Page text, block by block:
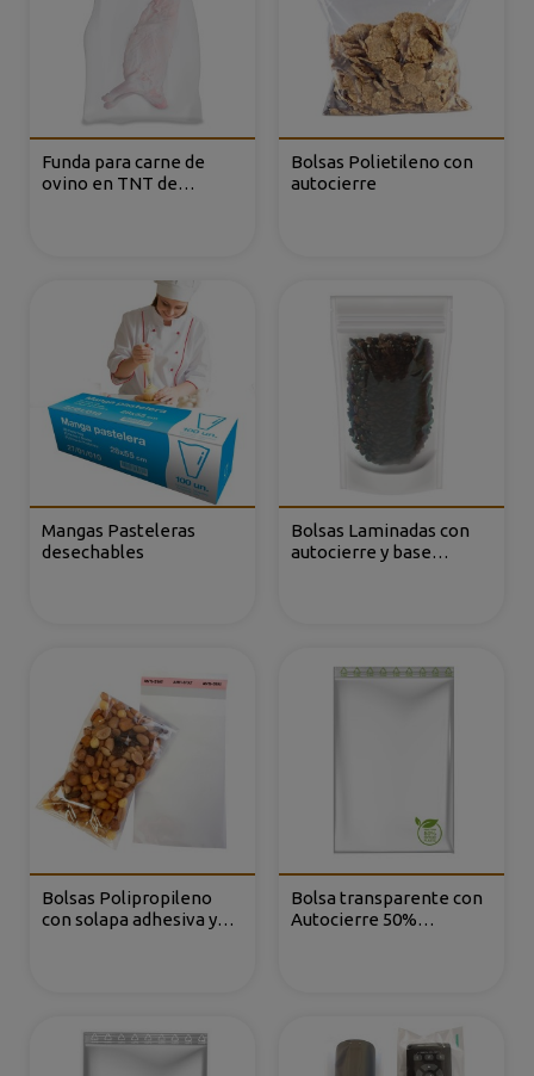
Funda para carne de
ovino en TNT de
Bolsas Polietileno con
autocierre
Mangas Pasteleras
desechables
Bolsas Laminadas con
autocierre y base
Bolsas Polipropileno
con solapa adhesiva y
Bolsa transparente con
Autocierre 50%